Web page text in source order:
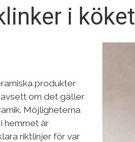
i köket
produkter
om det gäller
Möjligheterna
hemmet är
riktlinjer för var